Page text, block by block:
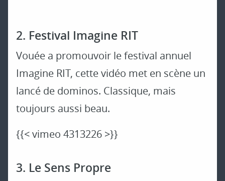
2. Festival Imagine RIT
Vouée a promouvoir le festival annuel
Imagine RIT, cette vidéo met en scène un
lancé de dominos. Classique, mais
toujours aussi beau.
{{< vimeo 4313226 >}}
3. Le Sens Propre